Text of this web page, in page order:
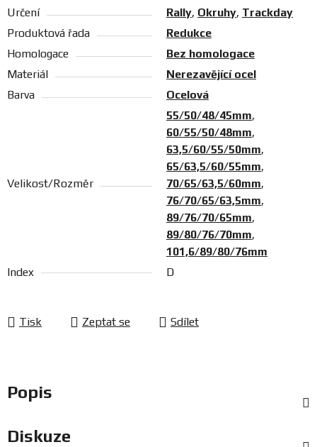
Určení
Rally, Okruhy, Trackday
Produktová řada
Redukce
Homologace
Bez homologace
Materiál
Nerezavějící ocel
Barva
Ocelová
Velikost/Rozměr
55/50/48/45mm,
60/55/50/48mm,
63,5/60/55/50mm,
65/63,5/60/55mm,
70/65/63,5/60mm,
76/70/65/63,5mm,
89/76/70/65mm,
89/80/76/70mm,
101,6/89/80/76mm
Index
D
Tisk Zeptat se Sdílet
Popis
Diskuze